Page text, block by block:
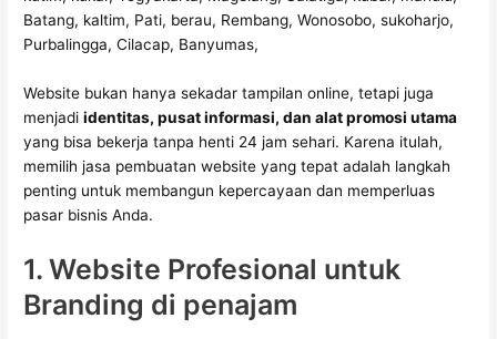
Website bukan hanya sekadar tampilan online, tetapi juga
menjadiidentitas, pusat informasi, dan alat promosi utama
yang bisa bekerja tanpa henti 24 jam sehari. Karena itulah,
memilih jasa pembuatan website yang tepat adalah langkah
penting untuk membangun kepercayaan dan memperluas
pasar bisnis Anda.
1. Website Profesional untuk
Branding di penajam